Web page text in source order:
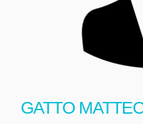
GATTO